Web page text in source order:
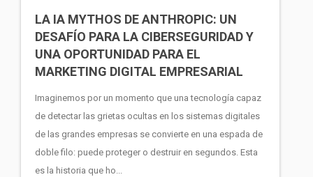
LA IA MYTHOS DE ANTHROPIC: UN
DESAFÍO PARA LA CIBERSEGURIDAD Y
UNA OPORTUNIDAD PARA EL
MARKETING DIGITAL EMPRESARIAL
Imaginemos por un momento que una tecnología capaz
de detectar las grietas ocultas en los sistemas digitales
de las grandes empresas se convierte en una espada de
doble filo: puede proteger o destruir en segundos. Esta
es la historia que ho...